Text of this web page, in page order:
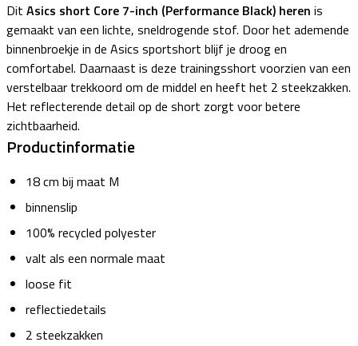
Dit Asics short Core 7-inch (Performance Black) heren is
gemaakt van een lichte, sneldrogende stof. Door het ademende
binnenbroekje in de Asics sportshort blijf je droog en
comfortabel. Daarnaast is deze trainingsshort voorzien van een
verstelbaar trekkoord om de middel en heeft het 2 steekzakken.
Het reflecterende detail op de short zorgt voor betere
zichtbaarheid.
Productinformatie
18 cm bij maat M
binnenslip
100% recycled polyester
valt als een normale maat
loose fit
reflectiedetails
2 steekzakken